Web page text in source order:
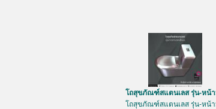
โถสุขภัณฑ์สแตนเลส รุ่น-หน้
โถสุขภัณฑ์สแตนเลส รุ่น-หน้